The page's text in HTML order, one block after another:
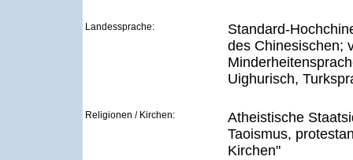
Landessprache:
Standard-
des Chinesischen;
Uighurisch,
Religionen / Kirchen:
Atheistische
Taoismus,
Kirchen"